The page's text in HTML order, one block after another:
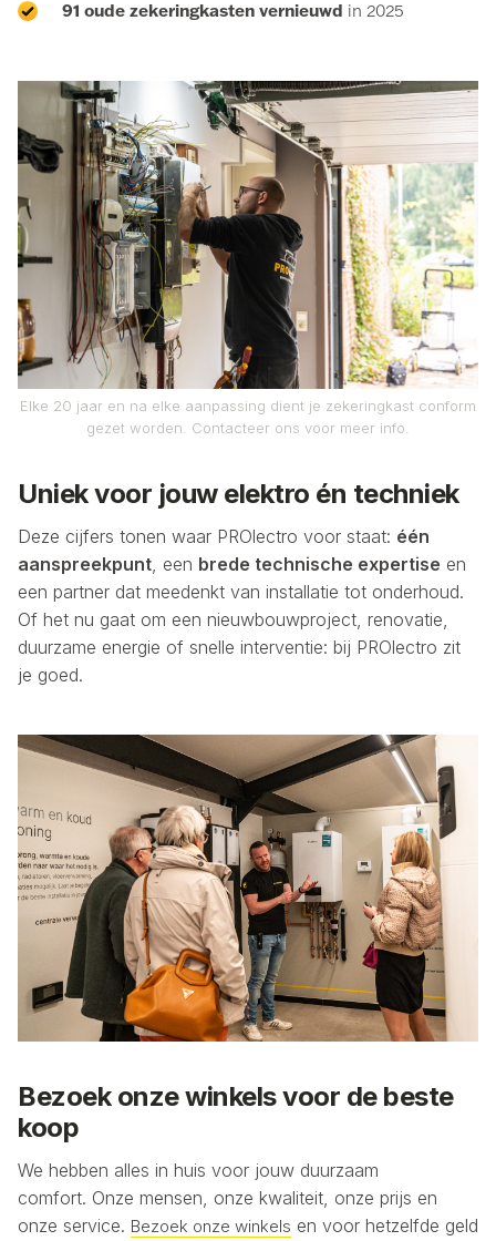
91 oude zekeringkasten vernieuwd in 2025
Elke 20 jaar en na elke aanpassing dient je zekeringkast conform
gezet worden. Contacteer ons voor meer info.
Uniek voor jouw elektro én techniek
Deze cijfers tonen waar PROlectro voor staat: één
aanspreekpunt , een brede technische expertise en
een partner dat meedenkt van installatie tot onderhoud.
Of het nu gaat om een nieuwbouwproject, renovatie,
duurzame energie of snelle interventie: bij PROlectro zit
je goed.
Bezoek onze winkels voor de beste
koop
We hebben alles in huis voor jouw duurzaam
comfort. Onze mensen, onze kwaliteit, onze prijs en
onze service. Bezoek onze winkels en voor hetzelfde geld